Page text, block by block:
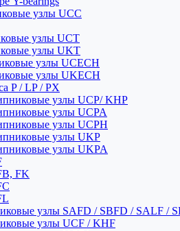
узлы UCC
узлы UCT
узлы UKT
узлы UCECH
узлы UKECH
P / LP / PX
узлы UCP/ KHP
узлы UCPA
узлы UCPH
узлы UKP
узлы UKPA
FK
узлы SAFD / SBFD / SALF /
узлы UCF / KHF